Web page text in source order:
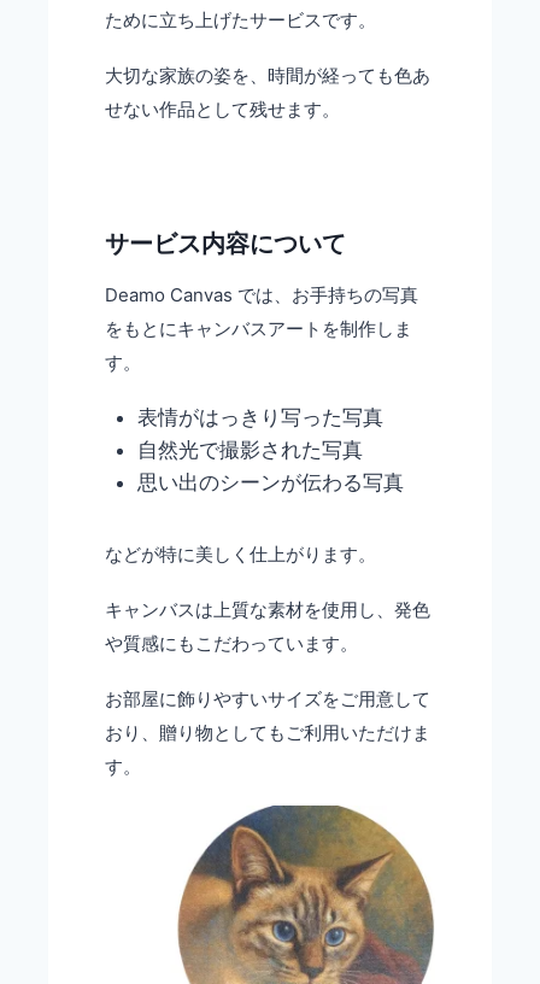
ために立ち上げたサービスです。
大切な家族の姿を、時間が経っても色あ
せない作品として残せます。
サービス内容について
Deamo Canvas では、お手持ちの写真
をもとにキャンバスアートを制作しま
す。
表情がはっきり写った写真
自然光で撮影された写真
思い出のシーンが伝わる写真
などが特に美しく仕上がります。
キャンバスは上質な素材を使用し、発色
や質感にもこだわっています。
お部屋に飾りやすいサイズをご用意して
おり、贈り物としてもご利用いただけま
す。